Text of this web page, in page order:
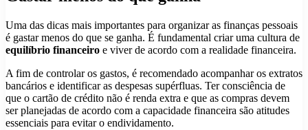
Uma das dicas mais importantes para organizar as finanças pessoais
é gastar menos do que se ganha. É fundamental criar uma cultura de
equilíbrio financeiro e viver de acordo com a realidade financeira.
A fim de controlar os gastos, é recomendado acompanhar os extratos
bancários e identificar as despesas supérfluas. Ter consciência de
que o cartão de crédito não é renda extra e que as compras devem
ser planejadas de acordo com a capacidade financeira são atitudes
essenciais para evitar o endividamento.